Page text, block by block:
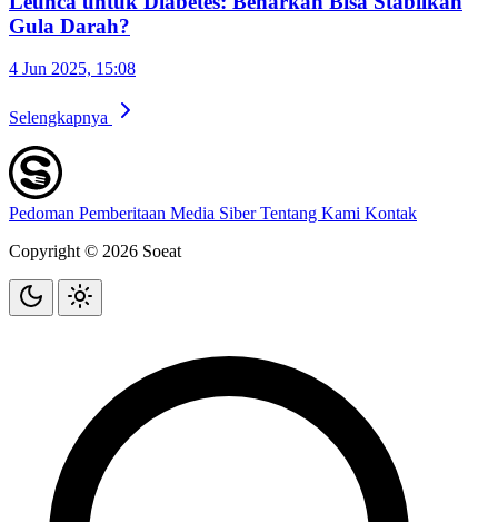
Gula Darah?
4 Jun 2025, 15:08
Selengkapnya
Pedoman Pemberitaan Media SiberTentang Kami Kontak
Copyright © 2026 Soeat